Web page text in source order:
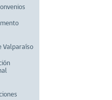
Valparaíso